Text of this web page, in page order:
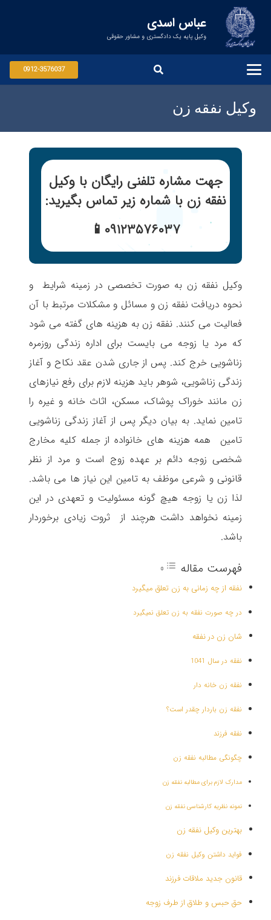
عباس اسدی
وکیل پایه یک دادگستری و مشاور حقوقی
0912-3576037
وکیل نفقه زن
جهت مشاره تلفنی رایگان با وکیل
نفقه زن با شماره زیر تماس بگیرید:
۰۹۱۲۳۵۷۶۰۳۷📱
وکیل نفقه زن به صورت تخصصی در زمینه شرایط و
نحوه دریافت نفقه زن و مسائل و مشکلات مرتبط با آن
فعالیت می کنند. نفقه زن به هزینه های گفته می شود
که مرد یا زوجه می بایست برای اداره زندگی روزمره
زناشویی خرج کند. پس از جاری شدن عقد نکاح و آغاز
زندگی زناشویی، شوهر باید هزینه لازم برای رفع نیازهای
زن مانند خوراک پوشاک، مسکن، اثاث خانه و غیره را
تامین نماید. به بیان دیگر پس از آغاز زندگی زناشویی
تامین همه هزینه های خانواده از جمله کلیه مخارج
شخصی زوجه دائم بر عهده زوج است و مرد از نظر
قانونی و شرعی موظف به تامین این نیاز ها می باشد.
لذا زن یا زوجه هیچ گونه مسئولیت و تعهدی در این
زمینه نخواهد داشت هرچند از ثروت زیادی برخوردار
باشد.
فهرست مقاله
نفقه از چه زمانی به زن تعلق میگیرد
در چه صورت نفقه به زن تعلق نمیگیرد
شان زن در نفقه
نفقه در سال 1041
نفقه زن خانه دار
نفقه زن باردار چقدر است؟
نفقه فرزند
چگونگی مطالبه نفقه زن
مدارک لازم برای مطالبه نفقه زن
نمونه نظریه کارشناسی نفقه زن
بهترین وکیل نفقه زن
فواید داشتن وکیل نفقه زن
قانون جدید ملاقات فرزند
حق حبس و طلاق از طرف زوجه